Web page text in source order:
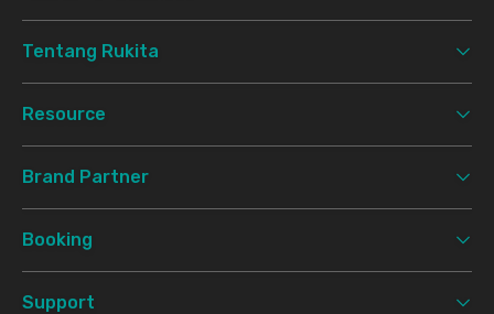
Tentang Rukita
Resource
Brand Partner
Booking
Support